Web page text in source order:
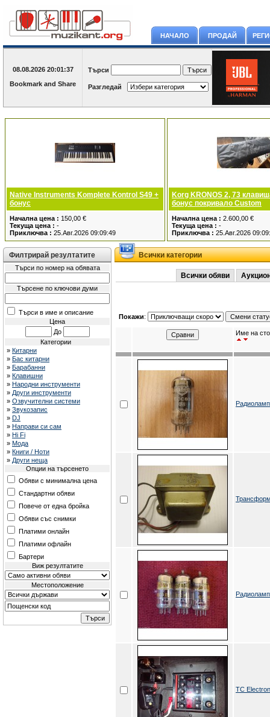
НАЧАЛО ПРОДАЙ
08.08.2026 20:01:37 Търси
Разгледай
Native Instruments Komplete Kontrol S49 +
бонус
Начална цена : 150,00 €
Текуща цена : -
Приключва : 25.Авг.2026 09:09:49
Korg KRONOS 2, 73
бонус покривало Custom
Начална цена : 2.600,00 €
Текуща цена : -
Приключва : 25.Авг.2026
Филтрирай резултатите
Търси по номер на обявата
Търсене по ключови думи
Търси в име и описание
Цена
До
Категории
» Китарни
» Бас китарни
» Барабанни
» Клавишни
» Народни инструменти
» Други инструменти
» Озвучителни системи
» Звукозапис
» DJ
» Направи си сам
» Hi Fi
» Мода
» Книги / Ноти
» Други неща
Опции на търсенето
Обяви с минимална цена
Стандартни обяви
Повече от една бройка
Обяви със снимки
Платими онлайн
Платими офлайн
Бартери
Виж резултатите
Местоположение
Всички категории
Всички обяви
Покажи:
Име на
TC